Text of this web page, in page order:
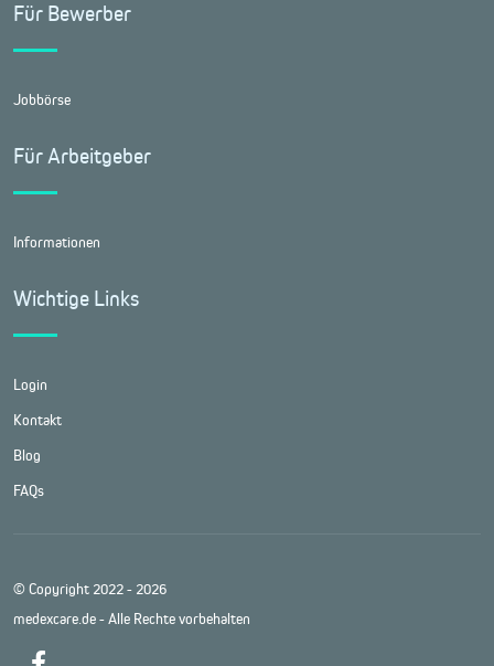
Für Bewerber
Jobbörse
Für Arbeitgeber
Informationen
Wichtige Links
Login
Kontakt
Blog
FAQs
© Copyright 2022 - 2026
medexcare.de - Alle Rechte vorbehalten